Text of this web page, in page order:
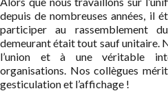
depuis de nombreuses années, il
participer au rassemblement
demeurant était tout sauf unitaire.
l’union et à une véritable
organisations. Nos collègues
gesticulation et l’affichage !